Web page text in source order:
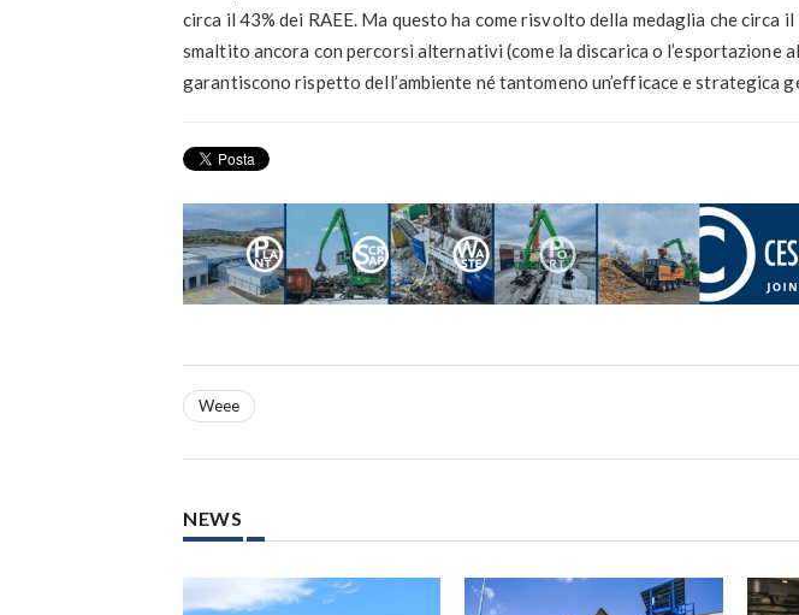
circa il 43% dei RAEE. Ma questo ha come risvolto della medaglia che circa il
smaltito ancora con percorsi alternativi (come la discarica o l’esportazione
garantiscono rispetto dell’ambiente né tantomeno un’efficace e strategica
Weee
NEWS